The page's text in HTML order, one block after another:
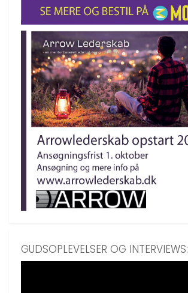
GUDSOPLEVELSER OG INTERVIEWS: